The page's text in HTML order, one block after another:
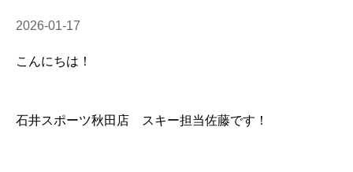
2026-01-17
こんにちは！
石井スポーツ秋田店 スキー担当佐藤です！